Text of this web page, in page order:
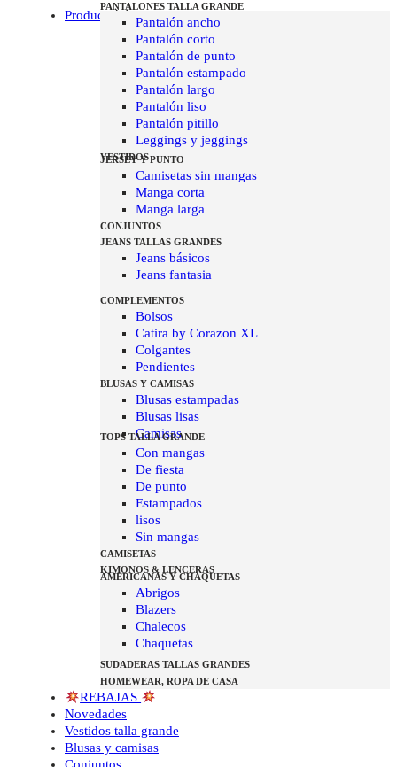
Producto
PANTALONES TALLA GRANDE
Pantalón ancho
Pantalón corto
Pantalón de punto
Pantalón estampado
Pantalón largo
Pantalón liso
Pantalón pitillo
Leggings y jeggings
VESTIDOS
JERSEY Y PUNTO
Camisetas sin mangas
Manga corta
Manga larga
CONJUNTOS
JEANS TALLAS GRANDES
Jeans básicos
Jeans fantasia
COMPLEMENTOS
Bolsos
Catira by Corazon XL
Colgantes
Pendientes
BLUSAS Y CAMISAS
Blusas estampadas
Blusas lisas
Camisas
TOPS TALLA GRANDE
Con mangas
De fiesta
De punto
Estampados
lisos
Sin mangas
CAMISETAS
KIMONOS & LENCERAS
AMERICANAS Y CHAQUETAS
Abrigos
Blazers
Chalecos
Chaquetas
SUDADERAS TALLAS GRANDES
HOMEWEAR, ROPA DE CASA
REBAJAS
Novedades
Vestidos talla grande
Blusas y camisas